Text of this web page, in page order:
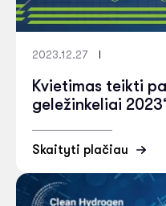
2023.12.27
Kvietimas teikti
geležinkeliai
Skaityti plačiau